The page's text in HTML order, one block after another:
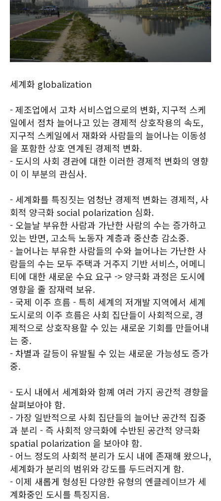
세계화 globalization
- 제조업에서 고차 서비스업으로의 변화, 지구적 스케
일에서 점차 늘어나고 있는 경제적 상호작용의 속도,
지구적 스케일에서 재화와 사람들의 늘어나는 이동성
을 포함한 상호 연계된 경제적 변화.
- 도시의 사회 경관에 대한 이러한 경제적 변화의 영향
이 이 부분의 관심사.
- 세계화를 특징짓는 엄청난 경제적 변화는 경제적, 사
회적 양극화 social polarization 심화.
- 오늘날 부유한 사람과 가난한 사람의 수는 증가하고
있는 반면, 고소득 노동자 계층과 중산층 감소중.
- 늘어나는 부유한 사람들의 수와 늘어나는 가난한 사
람들의 수는 모두 주택과 거주지 기반 서비스, 어메니
티에 대한 새로운 수요 요구 -> 양극화 과정은 도시에
영향을 줄 잠재력 보유.
- 국제 이주 흐름 - 특히 세계의 저개발 지역에서 세계
도시로의 이주 흐름은 사회 집단들이 사회적으로, 경
제적으로 상호작용할 수 있는 새로운 기회를 만들어내
는 중.
- 차별과 갈등이 유발될 수 있는 새로운 가능성도 증가
중.
- 도시 내에서 세계화와 함꼐 여러 가지 공간적 경향을
살펴보아야 함.
- 가장 일반적으로 사회 집단들의 늘어난 공간적 집중
과 분리 - 즉 사회적 양극화에 수반된 공간적 양극화
spatial polarization 을 보아야 함.
- 어느 정도의 사회적 분리가 도시 내에 존재해 왔으나,
세계화가 분리의 범위와 강도를 두드러지게 함.
- 이제 새롭게 형성된 다양한 유형의 엔클레이브가 세
계화중인 도시를 특징지음.